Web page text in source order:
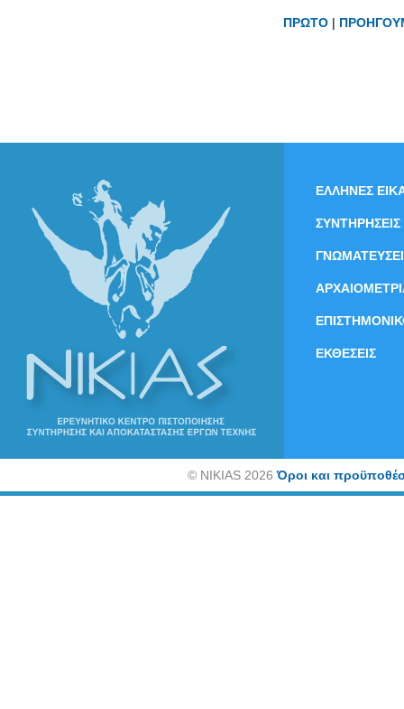
ΠΡΩΤΟ |
ΕΛΛΗΝΕΣ
ΣΥΝΤΗΡΗΣΕΙΣ
ΕΚΘΕΣΕΙΣ
©NIKIAS 2026Όροι και